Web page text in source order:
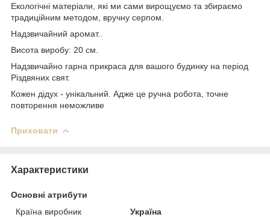
Екологічні матеріали, які ми сами вирощуємо та збираємо
традиційним методом, вручну серпом.
Надзвичайний аромат..
Висота виробу: 20 см.
Надзвичайно гарна прикраса для вашого будинку на період
Різдвяних свят.
Кожен дідух - унікальний. Адже це ручна робота, точне
повторення неможливе
Приховати
Характеристики
Основні атрибути
Країна виробник
Україна